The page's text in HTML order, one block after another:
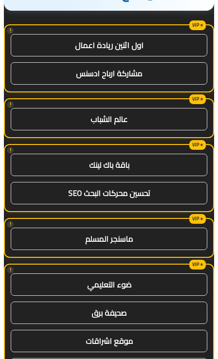
!
اول اثنين ريادة اعمال
مشاركة ارباح ادسنس
!
عالم الشباب
!
باقة باك لينك
تحسين محركات البحث SEO
!
ماسنجر المسلم
!
ضوء التعليمي
صحيفة برق
موقع اشراقات